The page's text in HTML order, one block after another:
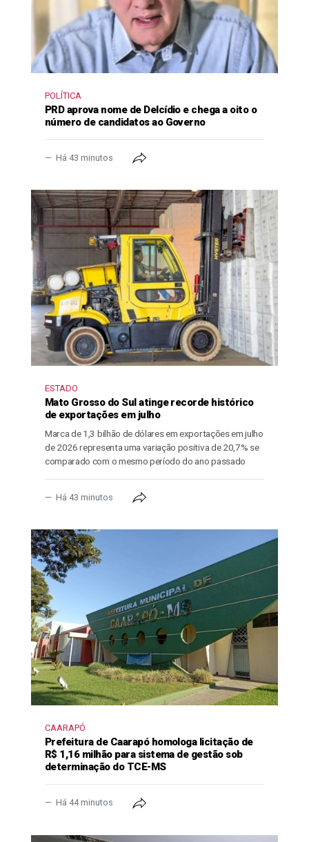
POLÍTICA
PRD aprova nome de Delcídio e chega a oito o
número de candidatos ao Governo
Há 43 minutos
ESTADO
Mato Grosso do Sul atinge recorde histórico
de exportações em julho
Marca de 1,3 bilhão de dólares em exportações em julho
de 2026 representa uma variação positiva de 20,7% se
comparado com o mesmo período do ano passado
Há 43 minutos
CAARAPÓ
Prefeitura de Caarapó homologa licitação de
R$ 1,16 milhão para sistema de gestão sob
determinação do TCE-MS
Há 44 minutos